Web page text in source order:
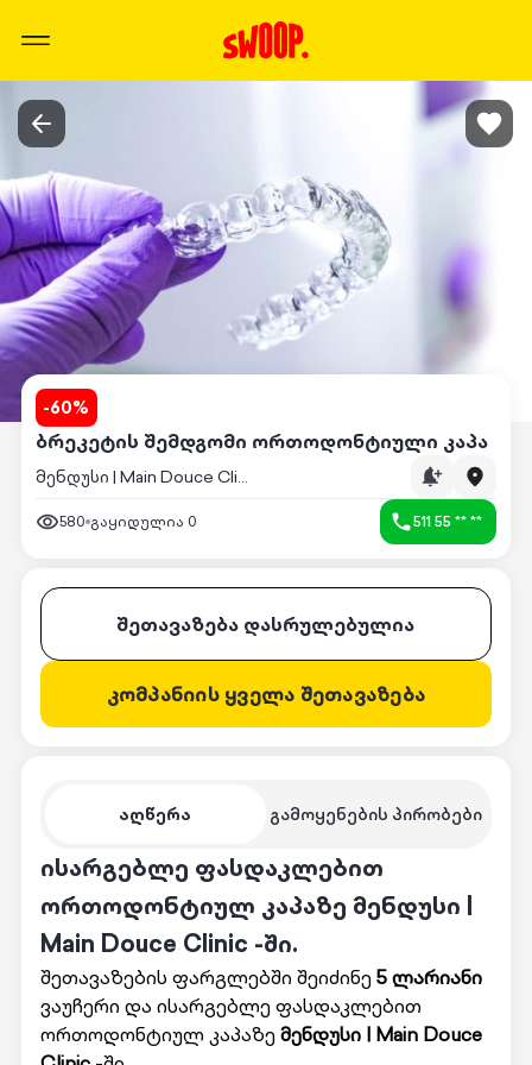
-60%
ბრეკეტის შემდგომი ორთოდონტიული კაპა
მენდუსი | Main Douce Clinic
580 გაყიდულია 0 511 55 ** **
აღწერა გამოყენების პირობები
ისარგებლე ფასდაკლებით
ორთოდონტიულ კაპაზე მენდუსი |
Main Douce Clinic -ში.
შეთავაზების ფარგლებში შეიძინე5 ლარიანი
ვაუჩერი და ისარგებლე ფასდაკლებით
ორთოდონტიულ კაპაზემენდუსი | Main Douce
შეთავაზება დასრულებულია
კომპანიის ყველა შეთავაზება